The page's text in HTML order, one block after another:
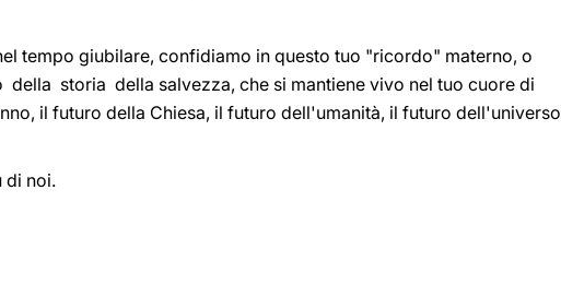
tempo giubilare, confidiamo in questo tuo "ricordo" materno, o
storia della salvezza, che si mantiene vivo nel tuo cuore di
il futuro della Chiesa, il futuro dell'umanità, il futuro dell'universo
di noi.